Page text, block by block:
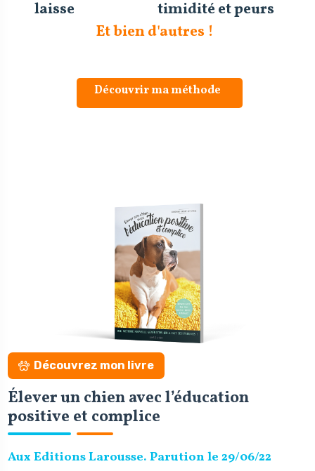
laisse
timidité et peurs
Et bien d'autres !
Découvrir ma méthode
Découvrez mon livre
Élever un chien avec l’éducation
positive et complice
Aux Editions Larousse. Parution le 29/06/22